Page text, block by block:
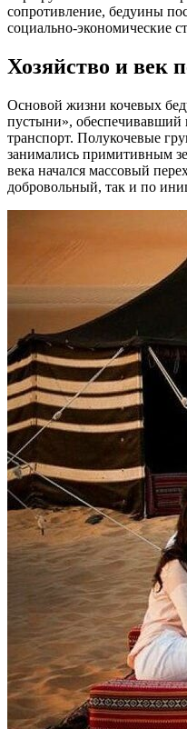
сопротивление, бедуины
социально-экономические
Хозяйство и век
Основой жизни кочевых
пустыни», обеспечивавший
транспорт. Полукочевые
занимались примитивным
века начался массовый
добровольный, так и по